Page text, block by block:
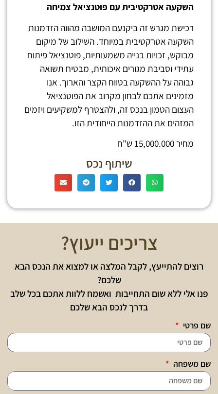
השקעה אטרקטיבית עם פוטנציאל צמיחה
רכישת מגרש זה ביקנעם המושבה מהווה הזדמנות
השקעה אטרקטיבית במיוחד. השילוב של מיקום
מבוקש, זכויות בנייה משמעותיות, פוטנציאל פיתוח
עתידי וסביבת מגורים איכותית, מבטיח תשואה
גבוהה על ההשקעה בטווח הקצר והארוך. אנו
מזמינים אתכם לבחון מקרוב את הפוטנציאל
העצום הטמון בנכס זה, ולהצטרף למשקיעים ויזמים
המזהים את ההזדמנות הייחודית הזו.
מחיר 15,000.000 ש"ח
שיתוף נכס
צריכים ייעוץ?
רוצים להתייעץ, לקבל המלצה או למצוא את הנכס הבא
שלכם?
פנו אלי ללא שום התחייבות ואשמח ללוות אתכם בכל שלב
בדרך לנכס הבא שלכם
שם פרטי
שם משפחה